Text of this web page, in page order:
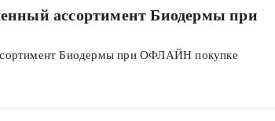
ассортимент Биодермы при
Биодермы при ОФЛАЙН покупке